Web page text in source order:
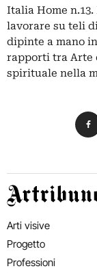
Italia Home n.13.
lavorare su teli
dipinte a mano
rapporti tra Arte
spirituale nella
Artribune
Arti visive
Progetto
Professioni